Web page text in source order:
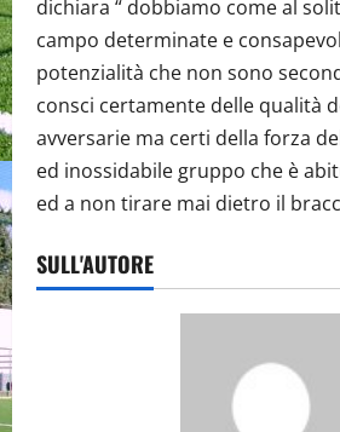
dichiara “ dobbiamo come al
campo determinate e
potenzialità che non sono
consci certamente delle qualità
avversarie ma certi della forza
ed inossidabile gruppo che è
ed a non tirare mai dietro il
SULL'AUTORE